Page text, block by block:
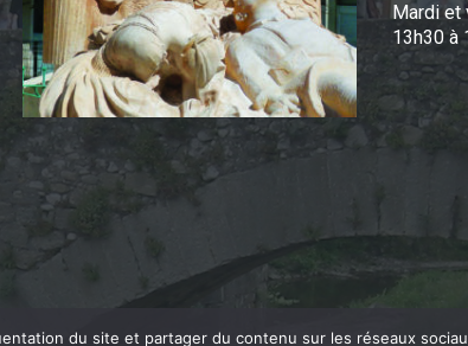
Mardi et
13h30 à
du site et partager du contenu sur les réseaux